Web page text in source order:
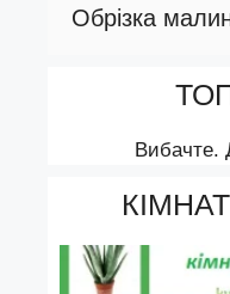
Обрізка
Вибачте.